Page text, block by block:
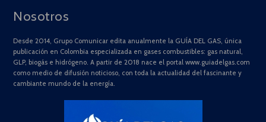
Nosotros
Desde 2014, Grupo Comunicar edita anualmente la GUÍA DEL GAS, única
publicación en Colombia especializada en gases combustibles: gas natural,
GLP, biogás e hidrógeno. A partir de 2018 nace el portal www.guiadelgas.com
como medio de difusión noticioso, con toda la actualidad del fascinante y
cambiante mundo de la energía.